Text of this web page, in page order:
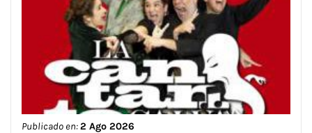
Publicado en:2 Ago 2026